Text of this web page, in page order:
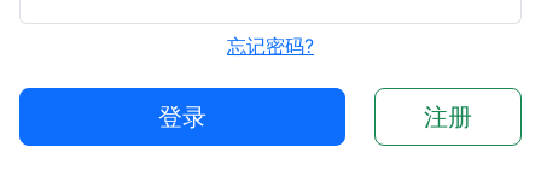
忘记密码?
登录 注册